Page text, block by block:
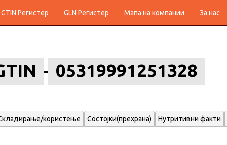
GTIN Регистер GLN Регистер Мапа на компании За нас
05319991251328
користење Состојки(прехрана) Нутритивни факти